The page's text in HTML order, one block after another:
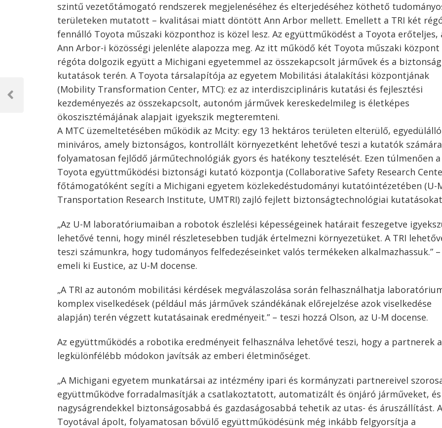
szintű vezetőtámogató rendszerek megjelenéséhez és elterjedéséhez köthető
területeken mutatott – kvalitásai miatt döntött Ann Arbor mellett. Emellett a TRI két
fennálló Toyota műszaki központhoz is közel lesz. Az együttműködést a Toyota erőteljes,
Ann Arbor-i közösségi jelenléte alapozza meg. Az itt működő két Toyota műszaki központ
régóta dolgozik együtt a Michigani egyetemmel az összekapcsolt járművek és a
kutatások terén. A Toyota társalapítója az egyetem Mobilitási átalakítási központjának
(Mobility Transformation Center, MTC): ez az interdiszciplináris kutatási és fejlesztési
kezdeményezés az összekapcsolt, autonóm járművek kereskedelmileg is életképes
ökoszisztémájának alapjait igyekszik megteremteni.
A MTC üzemeltetésében működik az Mcity: egy 13 hektáros területen elterülő, egyedülálló
miniváros, amely biztonságos, kontrollált környezetként lehetővé teszi a kutatók
folyamatosan fejlődő járműtechnológiák gyors és hatékony tesztelését. Ezen túlmenően a
Toyota együttműködési biztonsági kutató központja (Collaborative Safety Research
főtámogatóként segíti a Michigani egyetem közlekedéstudományi kutatóintézetében (U-
Transportation Research Institute, UMTRI) zajló fejlett biztonságtechnológiai
„Az U-M laboratóriumaiban a robotok észlelési képességeinek határait feszegetve
lehetővé tenni, hogy minél részletesebben tudják értelmezni környezetüket. A TRI
teszi számunkra, hogy tudományos felfedezéseinket valós termékeken alkalmazhassuk.” –
emeli ki Eustice, az U-M docense.
„A TRI az autonóm mobilitási kérdések megválaszolása során felhasználhatja
komplex viselkedések (például más járművek szándékának előrejelzése azok viselkedése
alapján) terén végzett kutatásainak eredményeit.” – teszi hozzá Olson, az U-M docense.
Az együttműködés a robotika eredményeit felhasználva lehetővé teszi, hogy a partnerek a
legkülönfélébb módokon javítsák az emberi életminőséget.
„A Michigani egyetem munkatársai az intézmény ipari és kormányzati partnereivel
együttműködve forradalmasítják a csatlakoztatott, automatizált és önjáró járműveket, és
nagyságrendekkel biztonságosabbá és gazdaságosabbá tehetik az utas- és áruszállítást. A
Toyotával ápolt, folyamatosan bővülő együttműködésünk még inkább felgyorsítja a
navigáció
Previous